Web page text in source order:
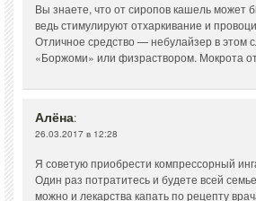
Вы знаете, что от сиропов кашель может
ведь стимулируют отхаркивание и
Отличное средство — небулайзер в этом
«Боржоми» или физраствором. Мокрота
Алёна:
26.03.2017 в 12:28
Я советую приобрести компрессорный
Один раз потратитесь и будете всей
можно и лекарства капать по рецепту